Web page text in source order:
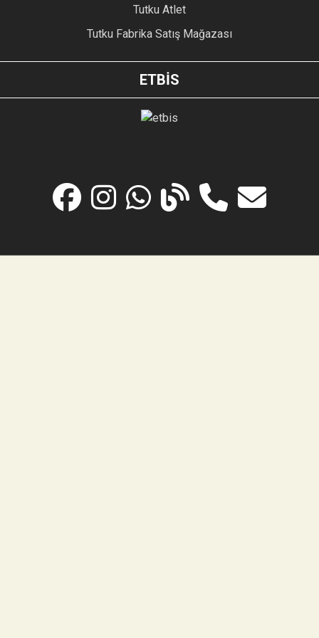
Tutku Atlet
Tutku Fabrika Satış Mağazası
ETBİS